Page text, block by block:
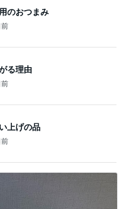
のおつまみ
前
る理由
前
上げの品
前